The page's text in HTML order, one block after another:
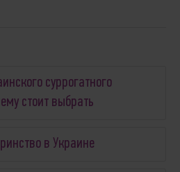
суррогатного
стоит выбрать
в Украине